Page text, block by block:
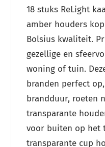
18 stuks ReLight
amber houders
Bolsius kwaliteit.
gezellige en
woning of tuin.
branden perfect
brandduur, roeten
transparante
voor buiten op het
transparante cup